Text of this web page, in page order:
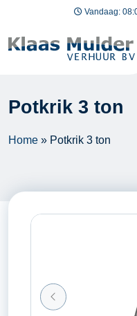
Ga naar inhoud Vandaag:
Potkrik 3 ton
Home » Potkrik 3 ton